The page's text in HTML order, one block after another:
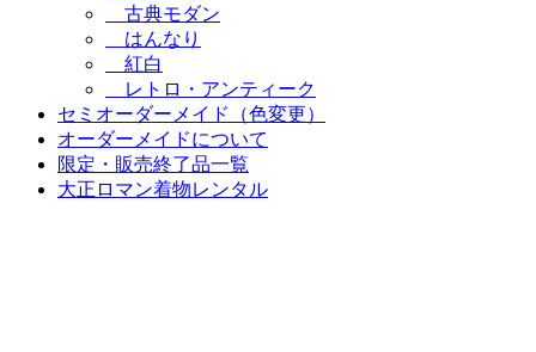
古典モダン
はんなり
紅白
レトロ・アンティーク
セミオーダーメイド（色変更）
オーダーメイドについて
限定・販売終了品一覧
大正ロマン着物レンタル